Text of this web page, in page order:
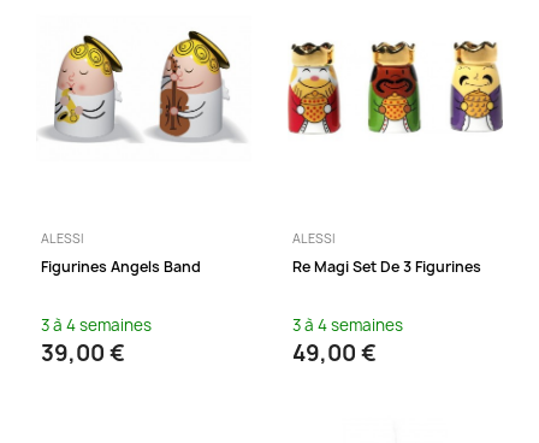
ALESSI
Figurines Angels Band
3 à 4 semaines
39,00 €
ALESSI
Re Magi Set De 3 Figurines
3 à 4 semaines
49,00 €